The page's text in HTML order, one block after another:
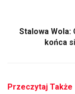
Stalowa Wola:
końca
Przeczytaj Także